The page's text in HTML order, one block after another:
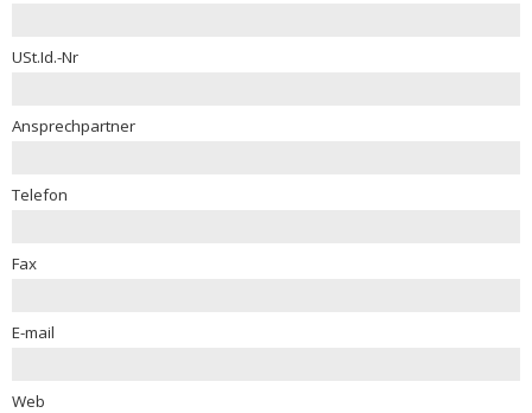
USt.Id.-Nr
Ansprechpartner
Telefon
Fax
E-mail
Web